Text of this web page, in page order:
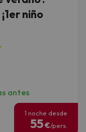
niño
antes
1 noche desde
55€/pers.